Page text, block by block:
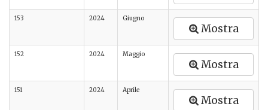
153 2024 Giugno
Mostra
152 2024 Maggio
Mostra
151 2024 Aprile
Mostra